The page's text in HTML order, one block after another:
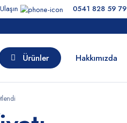
0541 828 59 79
Ürünler Hakkımızda